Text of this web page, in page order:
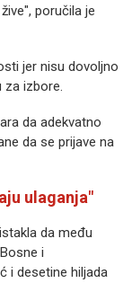
poručila je
jer nisu dovoljno
za izbore.
da adekvatno
da se prijave na
ulaganja"
da među
i
i desetine hiljada